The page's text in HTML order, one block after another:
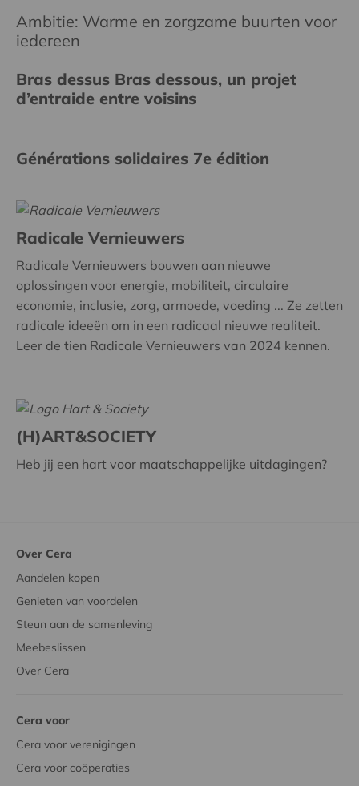
Ambitie: Warme en zorgzame buurten voor
iedereen
Bras dessus Bras dessous, un projet
d’entraide entre voisins
Générations solidaires 7e édition
Radicale Vernieuwers
Radicale Vernieuwers bouwen aan nieuwe
oplossingen voor energie, mobiliteit, circulaire
economie, inclusie, zorg, armoede, voeding ... Ze zetten
radicale ideeën om in een radicaal nieuwe realiteit.
Leer de tien Radicale Vernieuwers van 2024 kennen.
(H)ART&SOCIETY
Heb jij een hart voor maatschappelijke uitdagingen?
Over Cera
Aandelen kopen
Genieten van voordelen
Steun aan de samenleving
Meebeslissen
Over Cera
Cera voor
Cera voor verenigingen
Cera voor coöperaties